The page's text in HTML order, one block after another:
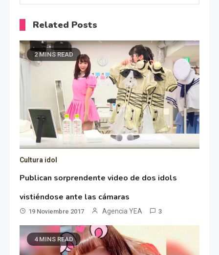
Related Posts
2 MINS READ
Cultura idol
Publican sorprendente video de dos idols
vistiéndose ante las cámaras
19 Noviembre 2017 Agencia YEA 3
4 MINS READ